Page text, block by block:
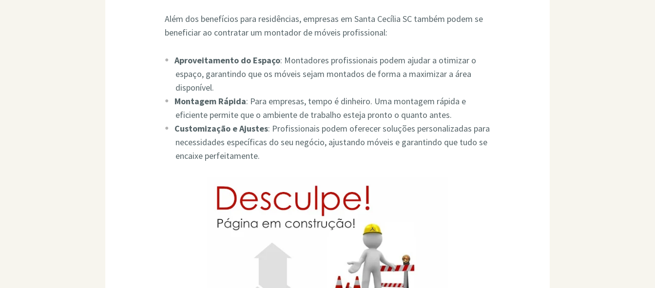
Além dos benefícios para residências, empresas em Santa Cecília SC também podem se
beneficiar ao contratar um montador de móveis profissional:
Aproveitamento do Espaço: Montadores profissionais podem ajudar a otimizar o
espaço, garantindo que os móveis sejam montados de forma a maximizar a área
disponível.
Montagem Rápida: Para empresas, tempo é dinheiro. Uma montagem rápida e
eficiente permite que o ambiente de trabalho esteja pronto o quanto antes.
Customização e Ajustes: Profissionais podem oferecer soluções personalizadas para
necessidades específicas do seu negócio, ajustando móveis e garantindo que tudo se
encaixe perfeitamente.